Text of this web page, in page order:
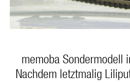
memoba Sondermodell
Nachdem letztmalig